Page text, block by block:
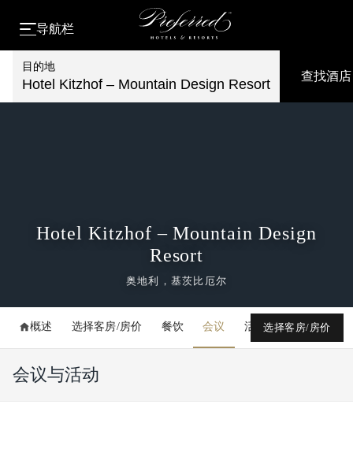
导航栏
目的地
Hotel Kitzhof – Mountain Design Resort
查找酒店
Hotel Kitzhof – Mountain Design
Resort
奥地利，基茨比厄尔
概述 选择客房/房价 餐饮 会议 活动 媒体库
选择客房/房价
会议与活动